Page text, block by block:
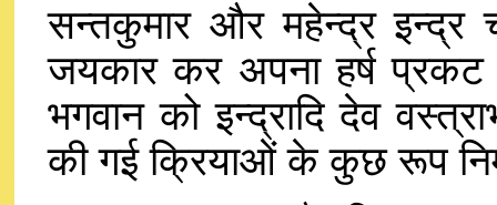
सन्तकुमार और महेन्द्र इन्द्र
जयकार कर अपना हर्ष
भगवान को इन्द्रादि देव
की गई क्रियाओं के कुछ रूप